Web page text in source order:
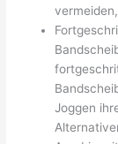
Joggen